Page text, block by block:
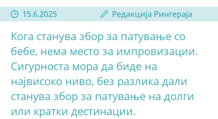
15.6.2025 Редакција Рингераја
Кога станува збор за патување со
бебе, нема место за импровизации.
Сигурноста мора да биде на
највисоко ниво, без разлика дали
станува збор за патување на долги
или кратки дестинации.